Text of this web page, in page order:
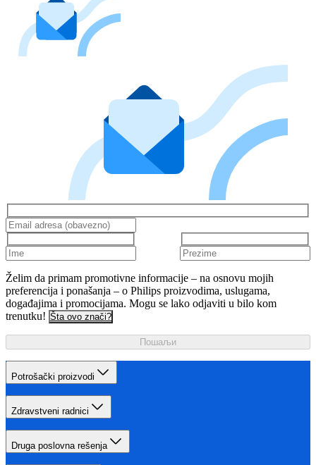
Želim da primam promotivne informacije – na osnovu mojih
preferencija i ponašanja – o Philips proizvodima, uslugama,
događajima i promocijama. Mogu se lako odjaviti u bilo kom
trenutku! Šta ovo znači?
Пошаљи
Potrošački proizvodi
Zdravstveni radnici
Druga poslovna rešenja